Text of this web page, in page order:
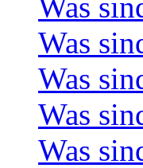
Was
Was
Was
Was